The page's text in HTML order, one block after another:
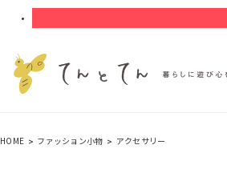
HOME ファッション小物 アクセサリー